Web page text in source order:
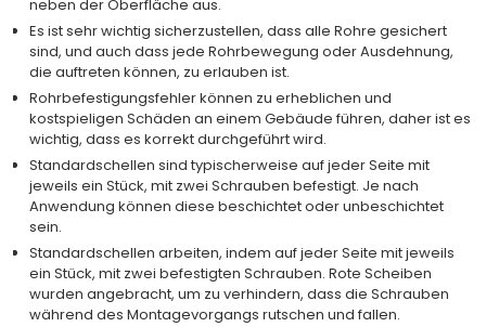
neben der Oberfläche aus.
Es ist sehr wichtig sicherzustellen, dass alle Rohre gesichert
sind, und auch dass jede Rohrbewegung oder Ausdehnung,
die auftreten können, zu erlauben ist.
Rohrbefestigungsfehler können zu erheblichen und
kostspieligen Schäden an einem Gebäude führen, daher ist es
wichtig, dass es korrekt durchgeführt wird.
Standardschellen sind typischerweise auf jeder Seite mit
jeweils ein Stück, mit zwei Schrauben befestigt. Je nach
Anwendung können diese beschichtet oder unbeschichtet
sein.
Standardschellen arbeiten, indem auf jeder Seite mit jeweils
ein Stück, mit zwei befestigten Schrauben. Rote Scheiben
wurden angebracht, um zu verhindern, dass die Schrauben
während des Montagevorgangs rutschen und fallen.